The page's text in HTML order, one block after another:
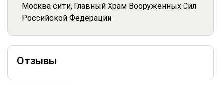
Москва сити, Главный Храм Вооруженных Сил
Российской Федерации
Отзывы